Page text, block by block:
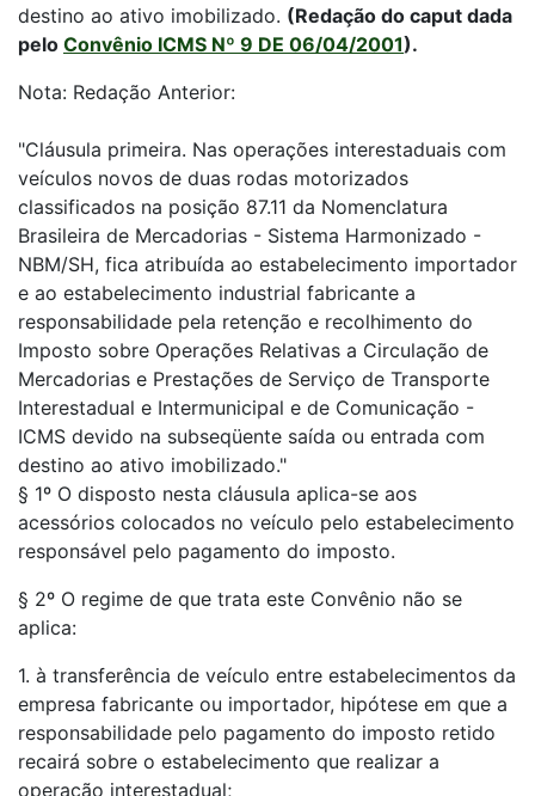
destino ao ativo imobilizado. (Redação do caput dada
pelo Convênio ICMS Nº 9 DE 06/04/2001).
Nota: Redação Anterior:
"Cláusula primeira. Nas operações interestaduais com
veículos novos de duas rodas motorizados
classificados na posição 87.11 da Nomenclatura
Brasileira de Mercadorias - Sistema Harmonizado -
NBM/SH, fica atribuída ao estabelecimento importador
e ao estabelecimento industrial fabricante a
responsabilidade pela retenção e recolhimento do
Imposto sobre Operações Relativas a Circulação de
Mercadorias e Prestações de Serviço de Transporte
Interestadual e Intermunicipal e de Comunicação -
ICMS devido na subseqüente saída ou entrada com
destino ao ativo imobilizado."
§ 1º O disposto nesta cláusula aplica-se aos
acessórios colocados no veículo pelo estabelecimento
responsável pelo pagamento do imposto.
§ 2º O regime de que trata este Convênio não se
aplica:
1. à transferência de veículo entre estabelecimentos da
empresa fabricante ou importador, hipótese em que a
responsabilidade pelo pagamento do imposto retido
recairá sobre o estabelecimento que realizar a
operação interestadual;